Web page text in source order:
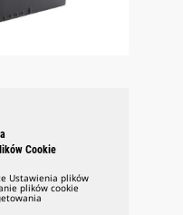
Cookie
Ustawienia plików
plików cookie